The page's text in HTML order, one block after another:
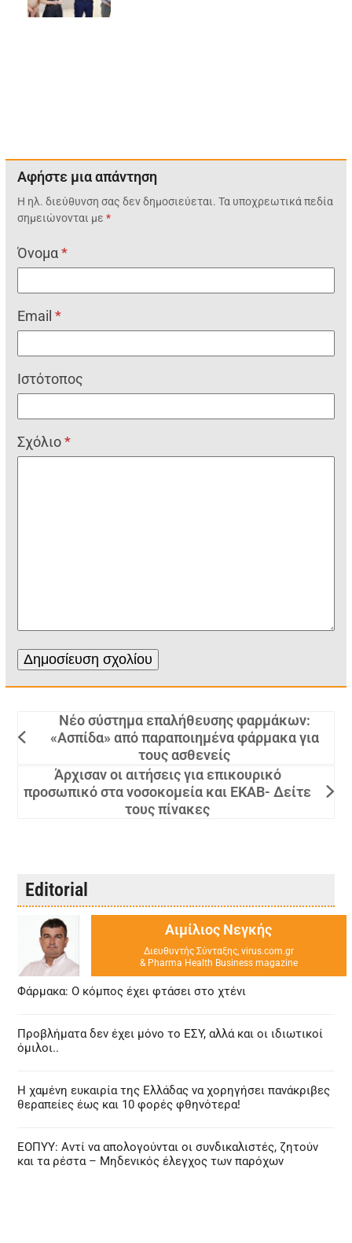
Αφήστε μια απάντηση
Η ηλ. διεύθυνση σας δεν δημοσιεύεται. Τα υποχρεωτικά πεδία
σημειώνονται με*
Όνομα*
Email*
Ιστότοπος
Σχόλιο*
Νέο σύστημα επαλήθευσης φαρμάκων:
«Ασπίδα» από παραποιημένα φάρμακα για
τους ασθενείς
Άρχισαν οι αιτήσεις για επικουρικό
προσωπικό στα νοσοκομεία και ΕΚΑΒ- Δείτε
τους πίνακες
Editorial
Αιμίλιος Νεγκής
Διευθυντής Σύνταξης, virus.com.gr
& Pharma Health Business magazine
Φάρμακα: Ο κόμπος έχει φτάσει στο χτένι
Προβλήματα δεν έχει μόνο το ΕΣΥ, αλλά και οι ιδιωτικοί
όμιλοι..
Η χαμένη ευκαιρία της Ελλάδας να χορηγήσει πανάκριβες
θεραπείες έως και 10 φορές φθηνότερα!
ΕΟΠΥΥ: Αντί να απολογούνται οι συνδικαλιστές, ζητούν
και τα ρέστα – Μηδενικός έλεγχος των παρόχων